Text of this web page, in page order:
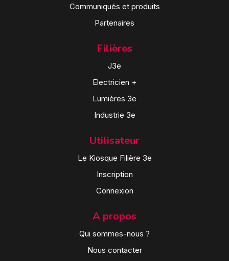
Communiqués et produits
Partenaires
Filières
J3e
Electricien +
Lumières 3e
Industrie 3e
Utilisateur
Le Kiosque Filière 3e
Inscription
Connexion
A propos
Qui sommes-nous ?
Nous contacter